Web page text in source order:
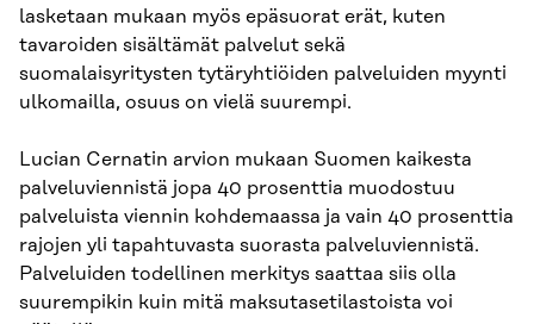
lasketaan mukaan myös epäsuorat erät, kuten
tavaroiden sisältämät palvelut sekä
suomalaisyritysten tytäryhtiöiden palveluiden myynti
ulkomailla, osuus on vielä suurempi.
Lucian Cernatin arvion mukaan Suomen kaikesta
palveluviennistä jopa 40 prosenttia muodostuu
palveluista viennin kohdemaassa ja vain 40 prosenttia
rajojen yli tapahtuvasta suorasta palveluviennistä.
Palveluiden todellinen merkitys saattaa siis olla
suurempikin kuin mitä maksutasetilastoista voi